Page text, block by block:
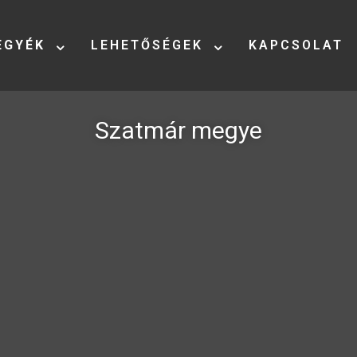
LEHETŐSÉGEK KAPCSOLAT
Szatmár megye